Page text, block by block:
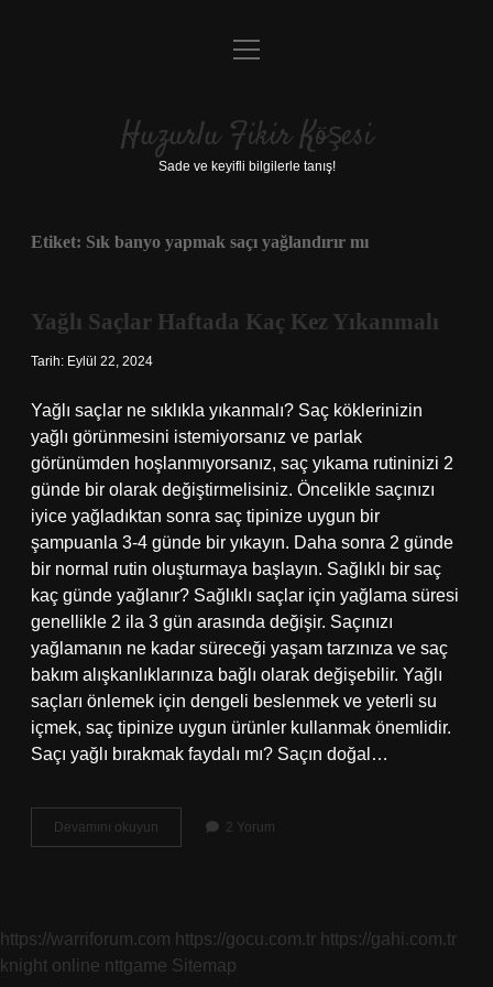
Anasayfa
Yasal Uyarı
menüyü
Huzurlu Fikir Köşesi
Sade ve keyifli bilgilerle tanış!
Etiket: Sık banyo yapmak saçı yağlandırır mı
Yağlı Saçlar Haftada Kaç Kez Yıkanmalı
Tarih: Eylül 22, 2024
Yağlı saçlar ne sıklıkla yıkanmalı? Saç köklerinizin
yağlı görünmesini istemiyorsanız ve parlak
görünümden hoşlanmıyorsanız, saç yıkama rutininizi 2
günde bir olarak değiştirmelisiniz. Öncelikle saçınızı
iyice yağladıktan sonra saç tipinize uygun bir
şampuanla 3-4 günde bir yıkayın. Daha sonra 2 günde
bir normal rutin oluşturmaya başlayın. Sağlıklı bir saç
kaç günde yağlanır? Sağlıklı saçlar için yağlama süresi
genellikle 2 ila 3 gün arasında değişir. Saçınızı
yağlamanın ne kadar süreceği yaşam tarzınıza ve saç
bakım alışkanlıklarınıza bağlı olarak değişebilir. Yağlı
saçları önlemek için dengeli beslenmek ve yeterli su
içmek, saç tipinize uygun ürünler kullanmak önemlidir.
Saçı yağlı bırakmak faydalı mı? Saçın doğal…
Devamını okuyun
Saçlar
2 Yorum
https://warriforum.com https://gocu.com.tr https://gahi.com.tr
knight online nttgame Sitemap